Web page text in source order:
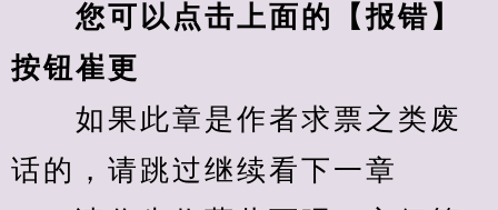
您可以点击上面的【报错】
按钮崔更
如果此章是作者求票之类废
话的，请跳过继续看下一章